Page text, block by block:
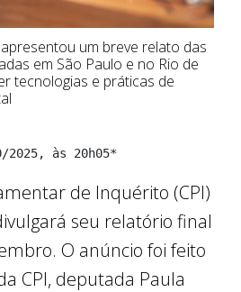
um breve relato das
em São Paulo e no Rio de
tecnologias e práticas de
2025, às 20h05*
de Inquérito (CPI)
seu relatório final
O anúncio foi feito
CPI, deputada Paula